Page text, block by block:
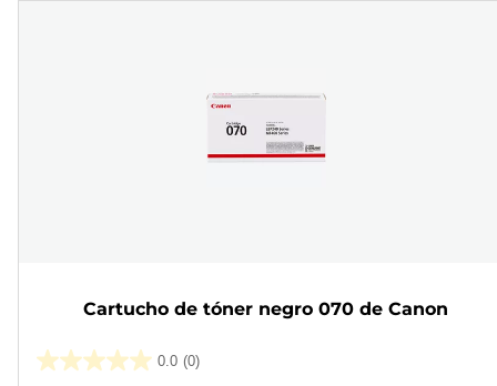
Cartucho de tóner negro 070 de Canon
0.0 (0)
0.0